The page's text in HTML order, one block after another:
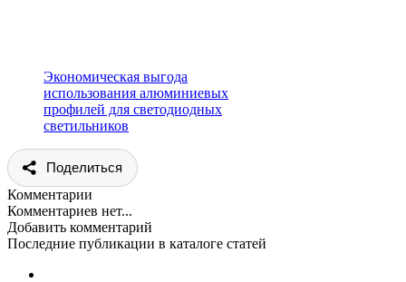
Экономическая выгода
использования алюминиевых
профилей для светодиодных
светильников
Поделиться
Комментарии
Комментариев нет...
Добавить комментарий
Последние публикации в каталоге статей